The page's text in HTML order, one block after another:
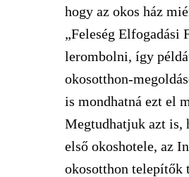
hogy az okos ház
„Feleség Elfogadási
lerombolni, így
okosotthon-
is mondhatná ezt el
Megtudhatjuk azt is,
első okoshotele, az
okosotthon telepítők